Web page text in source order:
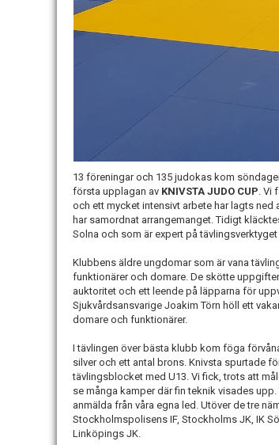
13 föreningar och 135 judokas kom
första upplagan av KNIVSTA JUDO CUP .
och ett mycket intensivt arbete har lagts ned
har samordnat arrangemanget. Tidigt
Solna och som är expert på
Klubbens äldre ungdomar som är vana
funktionärer och domare. De skötte
auktoritet och ett leende på läpparna för
Sjukvårdsansvarige Joakim Törn höll ett
domare och funktionärer.
I tävlingen över bästa klubb kom föga
silver och ett antal brons. Knivsta spurtade
tävlingsblocket med U13. Vi fick, trots att
se många kamper där fin teknik visades
anmälda från våra egna led. Utöver de tre
Stockholmspolisens IF, Stockholms JK, IK
Linköpings JK.